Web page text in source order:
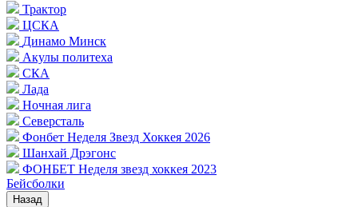
Трактор
ЦСКА
Динамо Минск
Акулы политеха
СКА
Лада
Ночная лига
Северсталь
Фонбет Неделя Звезд Хоккея 2026
Шанхай Дрэгонс
ФОНБЕТ Неделя звезд хоккея 2023
Бейсболки
Назад